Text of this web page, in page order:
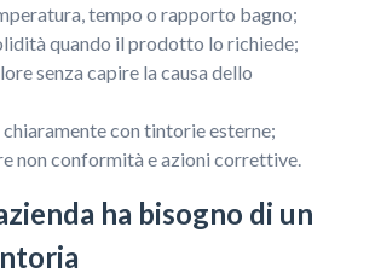
tempo o rapporto bagno;
quando il prodotto lo richiede;
senza capire la causa dello
con tintorie esterne;
non conformità e azioni correttive.
ha bisogno di un